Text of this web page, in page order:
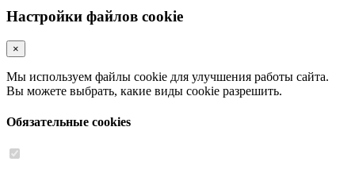
Настройки файлов cookie
×
Мы используем файлы cookie для улучшения работы сайта.
Вы можете выбрать, какие виды cookie разрешить.
Обязательные cookies